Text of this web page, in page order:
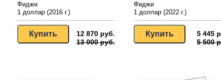
Фиджи
1 доллар (2016 г.)
12 870 руб.
13 000 руб.
Фиджи
1 доллар (2022 г.)
5 445
5 500